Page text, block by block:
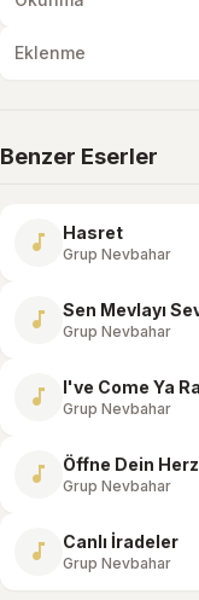
Eklenme
Benzer Eserler
music_note Hasret
Grup Nevbahar
music_note Sen Mevlayı
Grup Nevbahar
music_note I've Come Ya
Grup Nevbahar
music_note Öffne Dein Herz
Grup Nevbahar
music_note Canlı İradeler
Grup Nevbahar